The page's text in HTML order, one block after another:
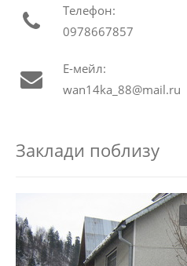
Телефон:
0978667857
Е-мейл:
wan14ka_88@mail.ru
Заклади поблизу